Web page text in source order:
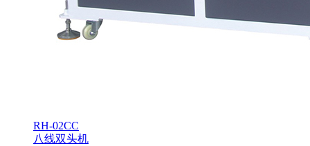
RH-02CC
八线双头机